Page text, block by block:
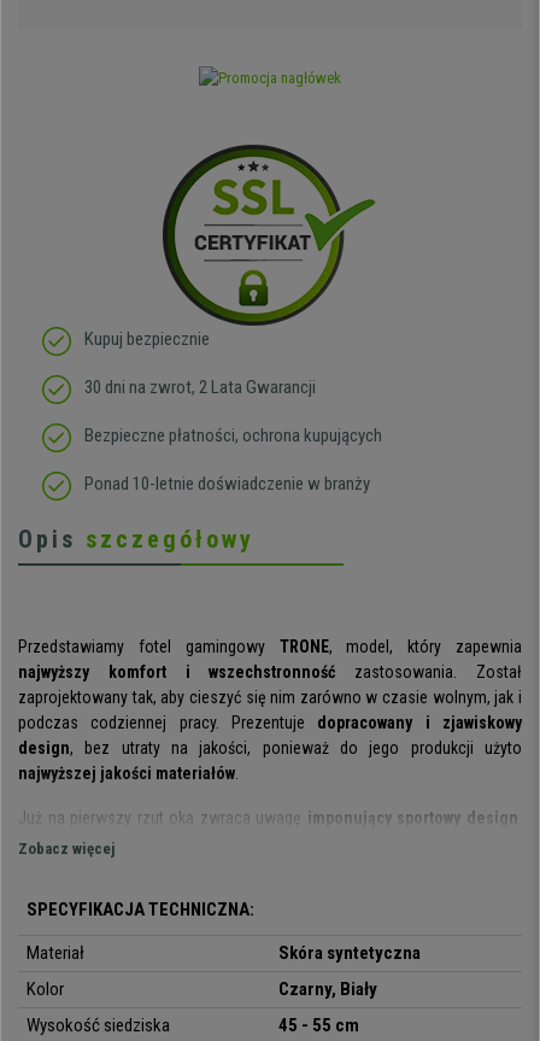
Kupuj bezpiecznie
30 dni na zwrot, 2 Lata Gwarancji
Bezpieczne płatności, ochrona kupujących
Ponad 10-letnie doświadczenie w branży
Opis szczegółowy
Przedstawiamy fotel gamingowy TRONE, model, który zapewnia
najwyższy komfort i wszechstronność zastosowania. Został
zaprojektowany tak, aby cieszyć się nim zarówno w czasie wolnym, jak i
podczas codziennej pracy. Prezentuje dopracowany i zjawiskowy
design, bez utraty na jakości, ponieważ do jego produkcji użyto
najwyższej jakości materiałów
Już na pierwszy rzut oka zwraca uwagę imponujący sportowy design
Projekt jest inspirowany samochodami wyścigowymi i dorównuje
efekt jest niesamowity!
Wyróżnia się nie tylko wzornictwem, ale takżewysokim stopniem
komfortu
, jaki oferuje. Jest on zapewniony dzięki
ukształtowanemu oparciu i siedzisku , które umożliwiają zachowanie
Zobacz więcej
SPECYFIKACJA TECHNICZNA:
Materiał
Skóra syntetyczna
Kolor
Czarny, Biały
Wysokość siedziska
45 - 55 cm